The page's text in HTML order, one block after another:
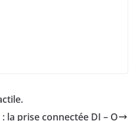
la prise connectée DI – O